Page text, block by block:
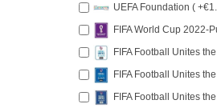
UEFA Foundation (
FIFA World Cup 2022-
FIFA Football Unites
FIFA Football Unites
FIFA Football Unites